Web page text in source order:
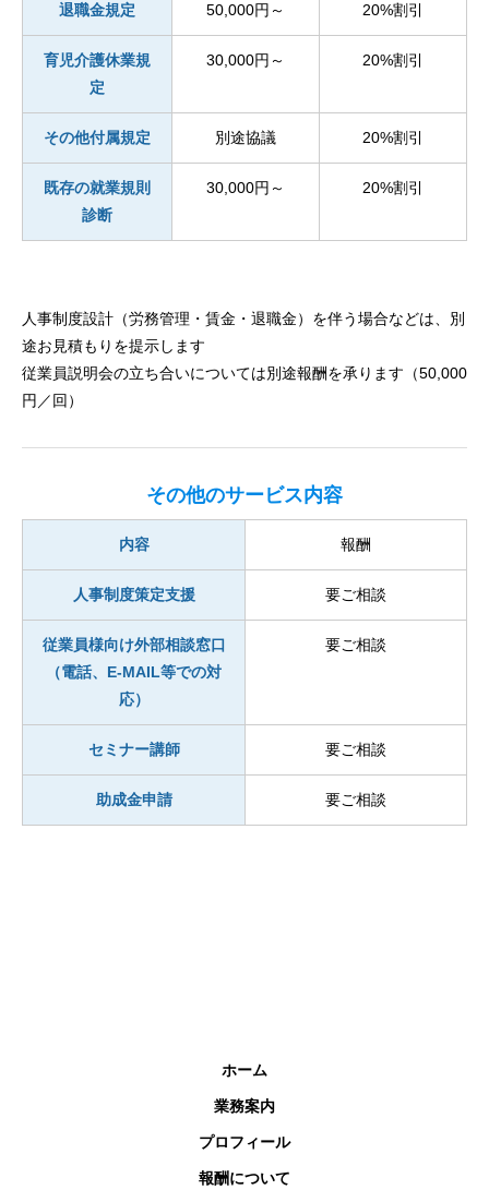
退職金規定 50,000円～ 20%割引
育児介護休業規
定
30,000円～ 20%割引
その他付属規定 別途協議 20%割引
既存の就業規則
診断
30,000円～ 20%割引
人事制度設計（労務管理・賃金・退職金）を伴う場合などは、別
途お見積もりを提示します
従業員説明会の立ち合いについては別途報酬を承ります（50,000
円／回）
その他のサービス内容
内容 報酬
人事制度策定支援 要ご相談
従業員様向け外部相談窓口
（電話、E-MAIL等での対
応）
要ご相談
セミナー講師 要ご相談
助成金申請 要ご相談
ホーム
業務案内
プロフィール
報酬について